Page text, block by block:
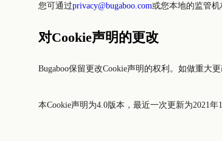
您可通过privacy@bugaboo.com或您本地的监管机
对Cookie声明的更改
Bugaboo保留更改Cookie声明的权利。如做重大
本Cookie声明为4.0版本，最近一次更新为2021年